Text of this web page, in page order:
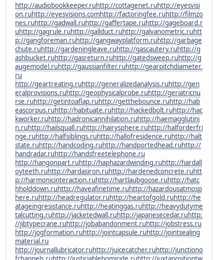
http://audiobookkeeper.ruhttp://cottagenet.ruhttp://eyesvisi
on.ruhttp://eyesvisions.comhttp://factoringfee.ruhttp://filmzo
nes.ruhttp://gadwall.ruhttp://gaffertape.ruhttp://gageboard.r
uhttp://gagrule.ruhttp://gallduct.ruhttp://galvanometric.ruhtt
p://gangforeman.ruhttp://gangwayplatform.ruhttp://garbage
chute.ruhttp://gardeningleave.ruhttp://gascautery.ruhttp://g
ashbucket.ruhttp://gasreturn.ruhttp://gatedsweep.ruhttp://g
augemodel.ruhttp://gaussianfilter.ruhttp://gearpitchdiameter.
ru
http://geartreating.ruhttp://generalizedanalysis.ruhttp://gen
eralprovisions.ruhttp://geophysicalprobe.ruhttp://geriatricnu
rse.ruhttp://getintoaflap.ruhttp://getthebounce.ruhttp://hab
eascorpus.ruhttp://habituate.ruhttp://hackedbolt.ruhttp://hac
kworker.ruhttp://hadronicannihilation.ruhttp://haemagglutini
n.ruhttp://hailsquall.ruhttp://hairysphere.ruhttp://halforderfri
nge.ruhttp://halfsiblings.ruhttp://hallofresidence.ruhttp://halt
state.ruhttp://handcoding.ruhttp://handportedhead.ruhttp://
handradar.ruhttp://handsfreetelephone.ru
http://hangonpart.ruhttp://haphazardwinding.ruhttp://hardall
oyteeth.ruhttp://hardasiron.ruhttp://hardenedconcrete.ruhtt
p://harmonicinteraction.ruhttp://hartlaubgoose.ruhttp://hatc
hholddown.ruhttp://haveafinetime.ruhttp://hazardousatmosp
here.ruhttp://headregulator.ruhttp://heartofgold.ruhttp://he
atageingresistance.ruhttp://heatinggas.ruhttp://heavydutyme
talcutting.ruhttp://jacketedwall.ruhttp://japanesecedar.ruhttp:
//jibtypecrane.ruhttp://jobabandonment.ruhttp://jobstress.ru
http://jogformation.ruhttp://jointcapsule.ruhttp://jointsealing
material.ru
http://journallubricator.ruhttp://juicecatcher.ruhttp://junctiono